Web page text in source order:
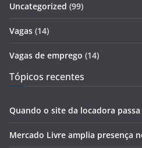
Uncategorized (99)
Vagas (14)
Vagas de emprego (14)
Tópicos recentes
Quando o site da locadora
Mercado Livre amplia presença